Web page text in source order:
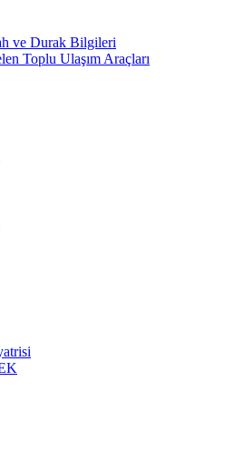
ve Durak Bilgileri
Toplu Ulaşım Araçları